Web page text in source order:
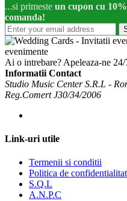
...si primeste un cupon cu
comanda!
Ai o intrebare? Apeleaza-ne 24/
Informatii Contact
Studio Music Center S.R.L -
Reg.Comert J30/34/2006
Link-uri utile
Termenii si conditii
Politica de
S.Q.L
A.N.P.C